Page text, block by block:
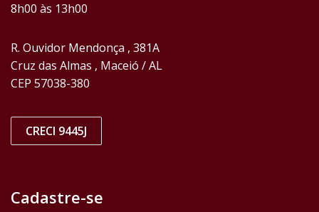
8h00 às 13h00
R. Ouvidor Mendonça , 381A
Cruz das Almas , Maceió / AL
CEP 57038-380
CRECI 9445J
Cadastre-se